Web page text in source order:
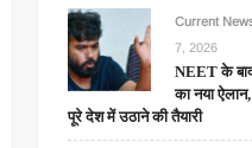
Current
7, 2026
NEET के
का नया
पूरे देश में उठाने की तैयारी